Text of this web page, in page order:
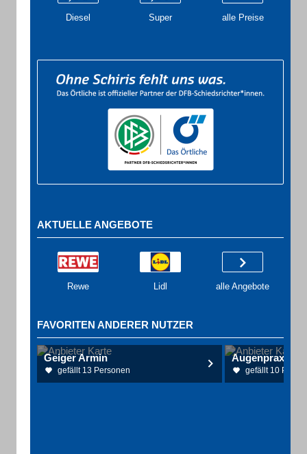
Diesel Super alle Preise
AKTUELLE ANGEBOTE
Rewe Lidl alle Angebote
FAVORITEN ANDERER NUTZER
Geiger Armin
gefällt 13 Personen
Augenpraxis
gefällt 10